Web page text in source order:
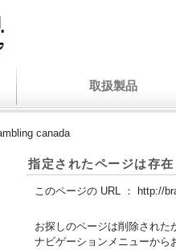
取扱製品
canada
指定されたページは存
このページの URL ： http://
お探しのページは削除された
ナビゲーションメニューから